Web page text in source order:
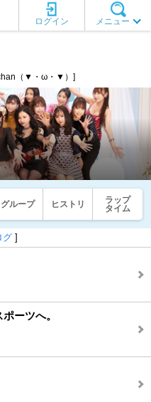
メニュー
ログイン
（▼・ω・▼）]
グループ ヒストリ
ラップ
タイム
グ ]
ーツへ。